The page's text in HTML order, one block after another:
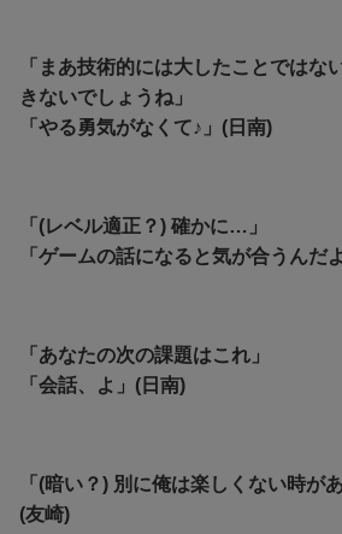
「まあ技術的には大したことではな
きないでしょうね」
「やる勇気がなくて♪」(日南)
「(レベル適正？) 確かに…」
「ゲームの話になると気が合うん
「あなたの次の課題はこれ」
「会話、よ」(日南)
「(暗い？) 別に俺は楽しくない時が
(友崎)